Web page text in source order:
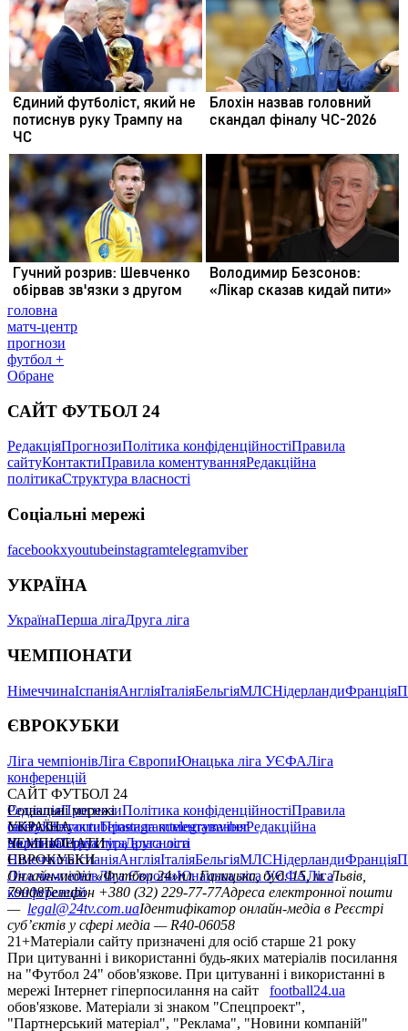
головна
матч-центр
прогнози
футбол +
Обране
САЙТ ФУТБОЛ 24
РедакціяПрогнозиПолітика конфіденційностіПравила
сайтуКонтактиПравила коментуванняРедакційна
політикаСтруктура власності
Соціальні мережі
facebookxyoutubeinstagramtelegramviber
УКРАЇНА
УкраїнаПерша лігаДруга ліга
ЧЕМПІОНАТИ
НімеччинаІспаніяАнгліяІталіяБельгіяМЛСНідерландиФранція
ЄВРОКУБКИ
Ліга чемпіонівЛіга ЄвропиЮнацька ліга УЄФАЛіга
конференцій
САЙТ ФУТБОЛ 24
РедакціяПрогнозиПолітика конфіденційностіПравила
сайтуКонтактиПравила коментуванняРедакційна
політикаСтруктура власності
Соціальні мережі
facebookxyoutubeinstagramtelegramviber
УКРАЇНА
УкраїнаПерша лігаДруга ліга
ЧЕМПІОНАТИ
НімеччинаІспаніяАнгліяІталіяБельгіяМЛСНідерландиФранція
ЄВРОКУБКИ
Ліга чемпіонівЛіга ЄвропиЮнацька ліга УЄФАЛіга
конференцій
Онлайн-медіа «Футбол 24»пл. Галицька, буд. 15, м. Львів,
79008Телефон +380 (32) 229-77-77Адреса електронної пошти
— legal@24tv.com.uaІдентифікатор онлайн-медіа в Реєстрі
суб’єктів у сфері медіа — R40-06058
21+Матеріали сайту призначені для осіб старше 21 року
При цитуванні і використанні будь-яких матеріалів посилання
на "Футбол 24" обов'язкове. При цитуванні і використанні в
мережі Інтернет гіперпосилання на сайт
football24.ua
обов'язкове. Матеріали зі знаком "Спецпроект",
"Партнерський матеріал", "Реклама", "Новини компаній"